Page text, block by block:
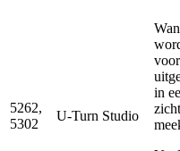
5262,
5302
U-Turn Studio
in